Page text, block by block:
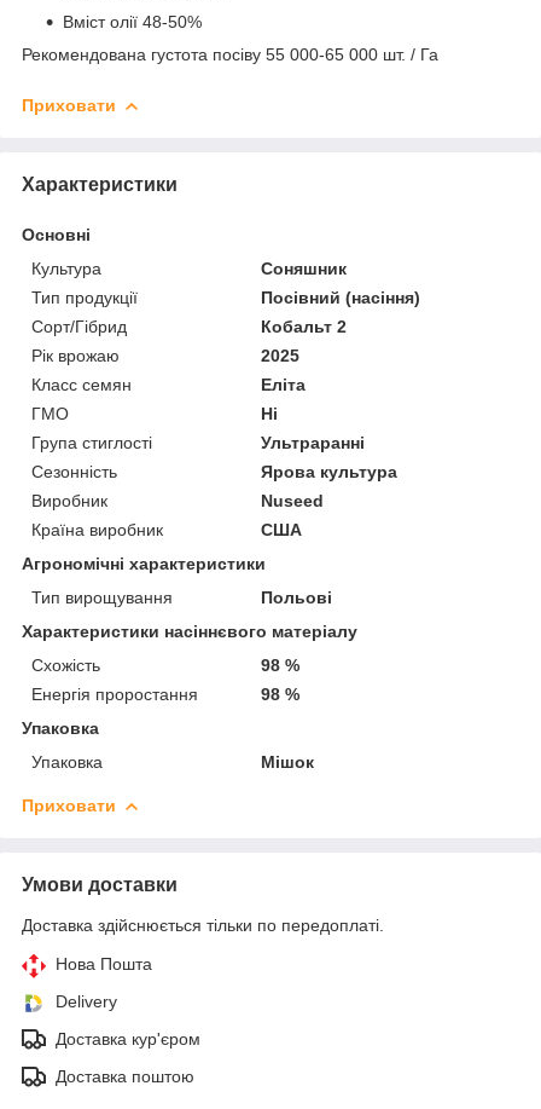
Вміст олії 48-50%
Рекомендована густота посіву 55 000-65 000 шт. / Га
Приховати
Характеристики
Основні
Культура
Соняшник
Тип продукції
Посівний (насіння)
Сорт/Гібрид
Кобальт 2
Рік врожаю
2025
Класс семян
Еліта
ГМО
Ні
Група стиглості
Ультраранні
Сезонність
Ярова культура
Виробник
Nuseed
Країна виробник
США
Агрономічні характеристики
Тип вирощування
Польові
Характеристики насіннєвого матеріалу
Схожість
98 %
Енергія проростання
98 %
Упаковка
Упаковка
Мішок
Приховати
Умови доставки
Доставка здійснюється тільки по передоплаті.
Нова Пошта
Delivery
Доставка кур'єром
Доставка поштою